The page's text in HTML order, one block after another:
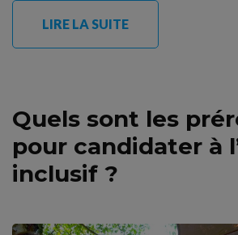
LIRE LA SUITE
Quels sont les
pour candidater à
inclusif ?